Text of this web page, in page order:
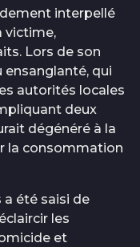
interpellé
victime,
Lors de son
qui
autorités locales
deux
dégénéré à la
la consommation
a été saisi de
les
et